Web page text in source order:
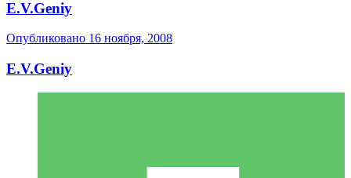
E.V.Geniy
Опубликовано 16 ноября, 2008
E.V.Geniy